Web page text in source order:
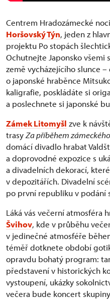
Centrem Hradozámecké
Horšovský Týn, jeden z
projektu Po stopách
Ochutnejte Japonsko všemi
země vycházejícího slunce
o japonské hraběnce
kaligrafie, poskládáte si
a poslechnete si japonské
Zámek Litomyšl zve k
trasyZa příběhem
domácí divadlo hrabat
a doprovodné expozice s
a divadelních dekorací,
v depozitářích. Divadelní
po první republiku v podání
Láká vás večerní atmosféra
Švihov, kde v průběhu
v jedinečné atmosféře
téměř dotknete období
opravdu bohatý program:
představení v historických
vystoupení, ukázky
večera bude koncert